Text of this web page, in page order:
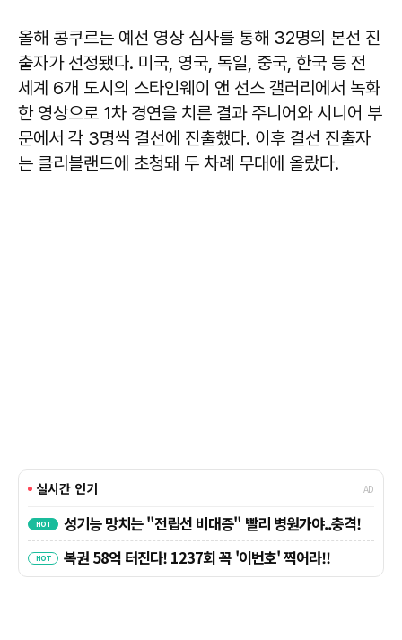
​올해 콩쿠르는 예선 영상 심사를 통해 32명의 본선 진
출자가 선정됐다. 미국, 영국, 독일, 중국, 한국 등 전
세계 6개 도시의 스타인웨이 앤 선스 갤러리에서 녹화
한 영상으로 1차 경연을 치른 결과 주니어와 시니어 부
문에서 각 3명씩 결선에 진출했다. 이후 결선 진출자
는 클리블랜드에 초청돼 두 차례 무대에 올랐다.